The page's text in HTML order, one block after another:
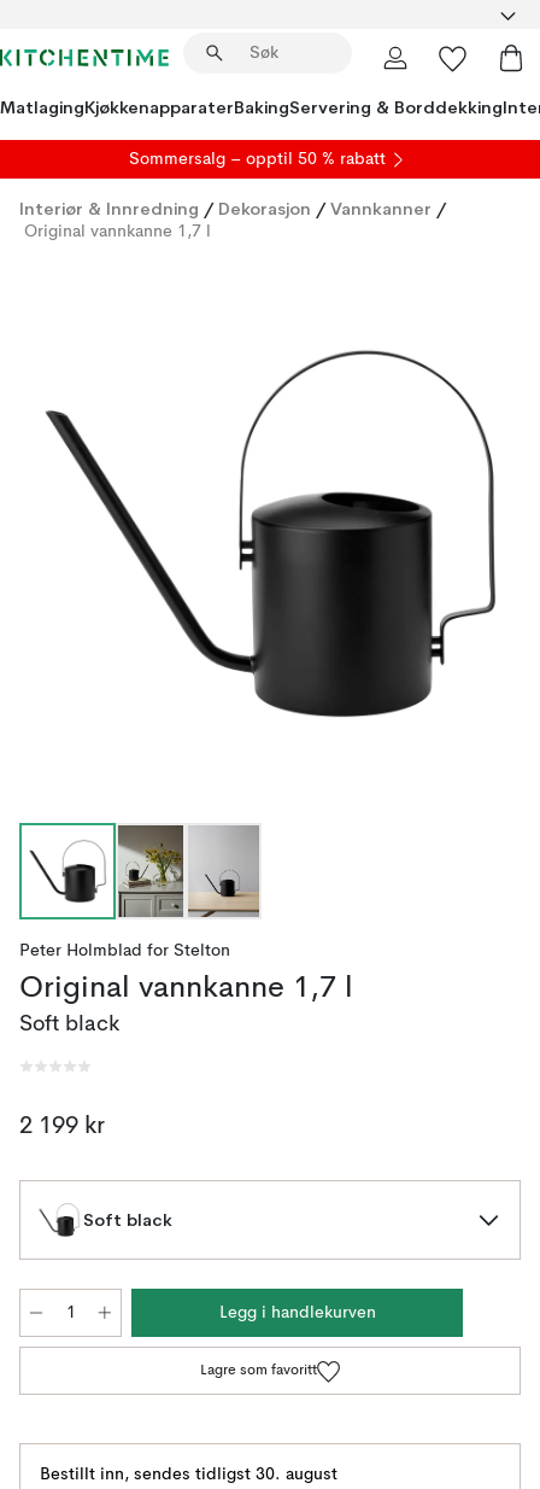
MatlagingKjøkkenapparaterBakingServering & Borddekking
Sommersalg – opptil 50 % rabatt
Interiør & Innredning / Dekorasjon / Vannkanner /
Original vannkanne 1,7 l
Peter Holmblad for Stelton
Original vannkanne 1,7 l
Soft black
2 199 kr
Soft black
Legg i handlekurven
Lagre som favoritt
Bestillt inn, sendes tidligst 30. august